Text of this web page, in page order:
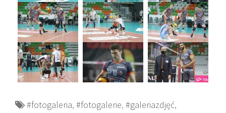
#fotogaleria, #fotogalerie, #galeriazdjęć,